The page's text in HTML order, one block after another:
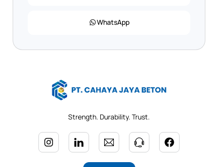
WhatsApp
Strength. Durability. Trust.